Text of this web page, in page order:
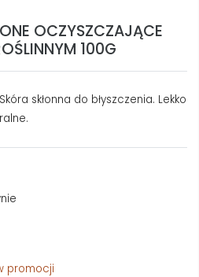
OCZYSZCZAJĄCE
100G
skłonna do błyszczenia. Lekko
promocji